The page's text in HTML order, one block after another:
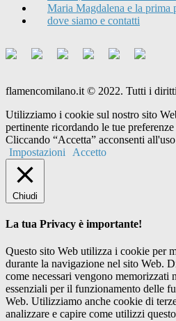
Maria Magdalena e la prima
dove siamo e contatti
flamencomilano.it © 2022. Tutti i
Utilizziamo i cookie sul nostro sito
pertinente ricordando le tue
Cliccando “Accetta” acconsenti
Impostazioni
Accetto
Chiudi
La tua Privacy è importante!
Questo sito Web utilizza i cookie per
durante la navigazione nel sito Web.
come necessari vengono memorizzati
essenziali per il funzionamento delle
Web. Utilizziamo anche cookie di
analizzare e capire come utilizzi